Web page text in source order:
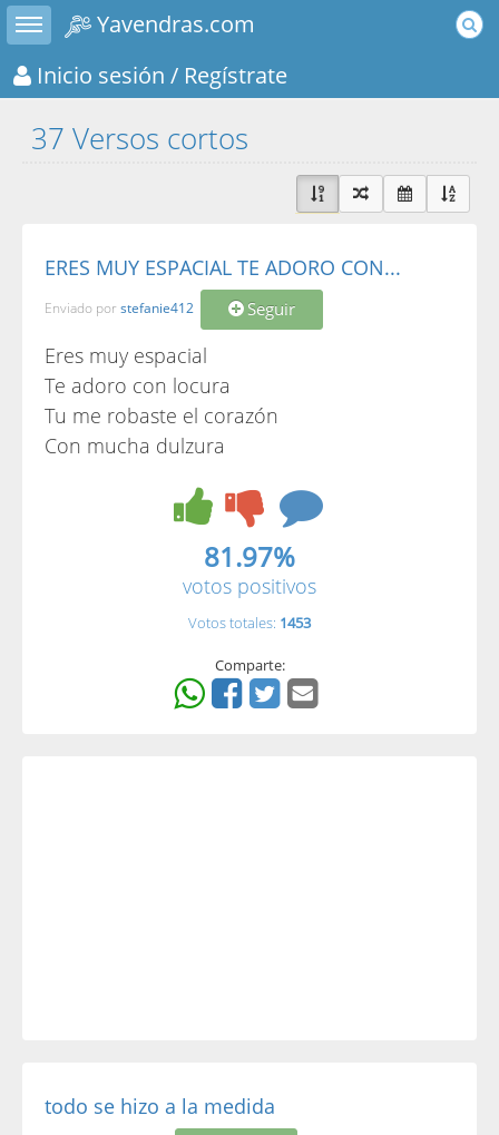
Toggle sidebar
Yavendras.com
Inicio sesión / Regístrate
37 Versos cortos
ERES MUY ESPACIAL TE ADORO CON...
Enviado por stefanie412 Seguir
Eres muy espacial
Te adoro con locura
Tu me robaste el corazón
Con mucha dulzura
81.97%
votos positivos
Votos totales: 1453
Comparte:
todo se hizo a la medida